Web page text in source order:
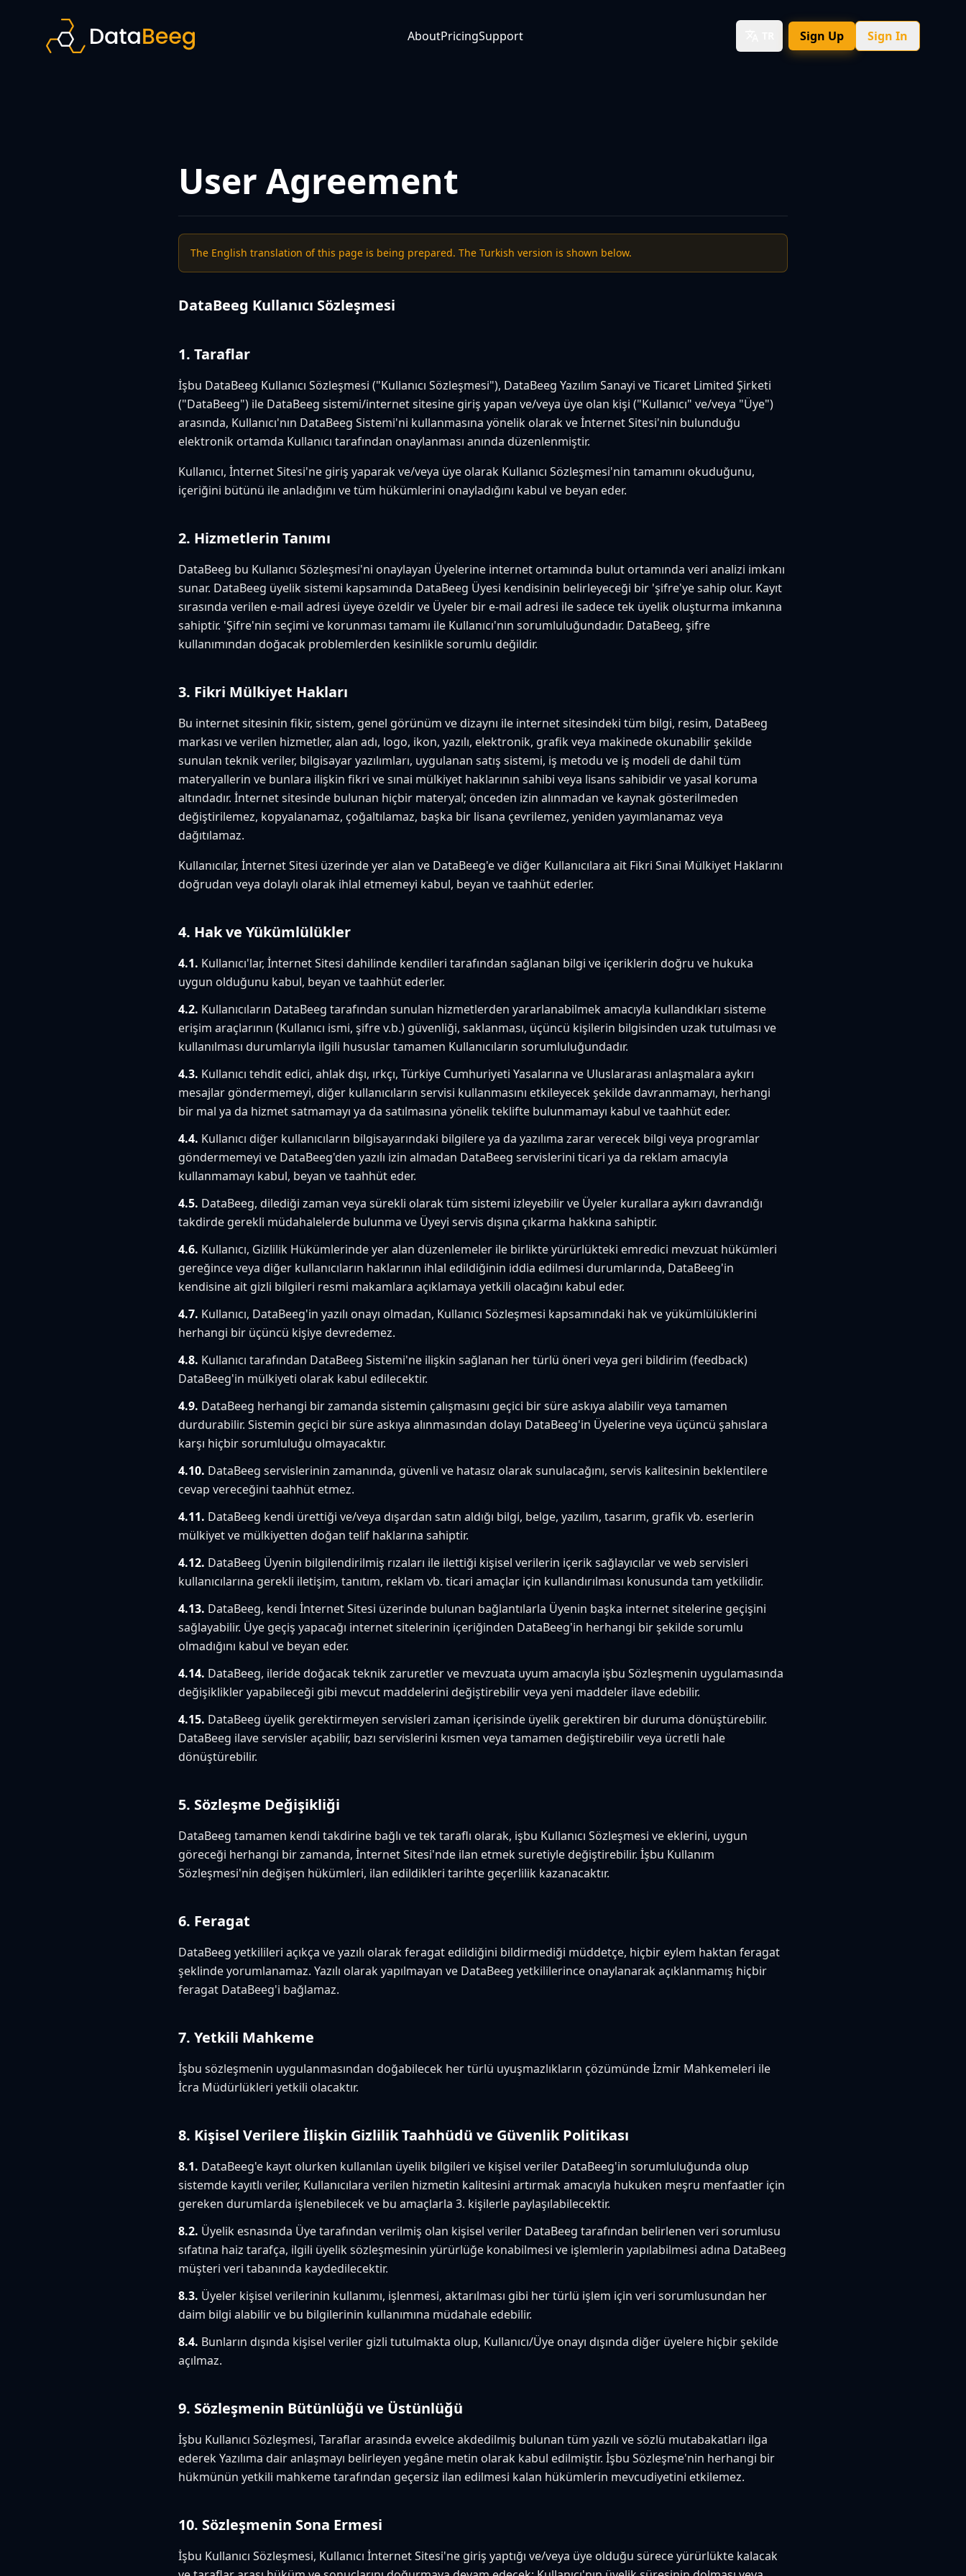
AboutPricingSupport Sign Up Sign In
User Agreement
The English translation of this page is being prepared. The Turkish version is shown below.
DataBeeg Kullanıcı Sözleşmesi
1. Taraflar
İşbu DataBeeg Kullanıcı Sözleşmesi ("Kullanıcı Sözleşmesi"), DataBeeg Yazılım Sanayi ve Ticaret Limited Şirketi
("DataBeeg") ile DataBeeg sistemi/internet sitesine giriş yapan ve/veya üye olan kişi ("Kullanıcı" ve/veya "Üye")
arasında, Kullanıcı'nın DataBeeg Sistemi'ni kullanmasına yönelik olarak ve İnternet Sitesi'nin bulunduğu
elektronik ortamda Kullanıcı tarafından onaylanması anında düzenlenmiştir.
Kullanıcı, İnternet Sitesi'ne giriş yaparak ve/veya üye olarak Kullanıcı Sözleşmesi'nin tamamını okuduğunu,
içeriğini bütünü ile anladığını ve tüm hükümlerini onayladığını kabul ve beyan eder.
2. Hizmetlerin Tanımı
DataBeeg bu Kullanıcı Sözleşmesi'ni onaylayan Üyelerine internet ortamında bulut ortamında veri analizi imkanı
sunar. DataBeeg üyelik sistemi kapsamında DataBeeg Üyesi kendisinin belirleyeceği bir 'şifre'ye sahip olur. Kayıt
sırasında verilen e-mail adresi üyeye özeldir ve Üyeler bir e-mail adresi ile sadece tek üyelik oluşturma imkanına
sahiptir. 'Şifre'nin seçimi ve korunması tamamı ile Kullanıcı'nın sorumluluğundadır. DataBeeg, şifre
kullanımından doğacak problemlerden kesinlikle sorumlu değildir.
3. Fikri Mülkiyet Hakları
Bu internet sitesinin fikir, sistem, genel görünüm ve dizaynı ile internet sitesindeki tüm bilgi, resim, DataBeeg
markası ve verilen hizmetler, alan adı, logo, ikon, yazılı, elektronik, grafik veya makinede okunabilir şekilde
sunulan teknik veriler, bilgisayar yazılımları, uygulanan satış sistemi, iş metodu ve iş modeli de dahil tüm
materyallerin ve bunlara ilişkin fikri ve sınai mülkiyet haklarının sahibi veya lisans sahibidir ve yasal koruma
altındadır. İnternet sitesinde bulunan hiçbir materyal; önceden izin alınmadan ve kaynak gösterilmeden
değiştirilemez, kopyalanamaz, çoğaltılamaz, başka bir lisana çevrilemez, yeniden yayımlanamaz veya
dağıtılamaz.
Kullanıcılar, İnternet Sitesi üzerinde yer alan ve DataBeeg'e ve diğer Kullanıcılara ait Fikri Sınai Mülkiyet Haklarını
doğrudan veya dolaylı olarak ihlal etmemeyi kabul, beyan ve taahhüt ederler.
4. Hak ve Yükümlülükler
4.1. Kullanıcı'lar, İnternet Sitesi dahilinde kendileri tarafından sağlanan bilgi ve içeriklerin doğru ve hukuka
uygun olduğunu kabul, beyan ve taahhüt ederler.
4.2. Kullanıcıların DataBeeg tarafından sunulan hizmetlerden yararlanabilmek amacıyla kullandıkları sisteme
erişim araçlarının (Kullanıcı ismi, şifre v.b.) güvenliği, saklanması, üçüncü kişilerin bilgisinden uzak tutulması ve
kullanılması durumlarıyla ilgili hususlar tamamen Kullanıcıların sorumluluğundadır.
4.3. Kullanıcı tehdit edici, ahlak dışı, ırkçı, Türkiye Cumhuriyeti Yasalarına ve Uluslararası anlaşmalara aykırı
mesajlar göndermemeyi, diğer kullanıcıların servisi kullanmasını etkileyecek şekilde davranmamayı, herhangi
bir mal ya da hizmet satmamayı ya da satılmasına yönelik teklifte bulunmamayı kabul ve taahhüt eder.
4.4. Kullanıcı diğer kullanıcıların bilgisayarındaki bilgilere ya da yazılıma zarar verecek bilgi veya programlar
göndermemeyi ve DataBeeg'den yazılı izin almadan DataBeeg servislerini ticari ya da reklam amacıyla
kullanmamayı kabul, beyan ve taahhüt eder.
4.5. DataBeeg, dilediği zaman veya sürekli olarak tüm sistemi izleyebilir ve Üyeler kurallara aykırı davrandığı
takdirde gerekli müdahalelerde bulunma ve Üyeyi servis dışına çıkarma hakkına sahiptir.
4.6. Kullanıcı, Gizlilik Hükümlerinde yer alan düzenlemeler ile birlikte yürürlükteki emredici mevzuat hükümleri
gereğince veya diğer kullanıcıların haklarının ihlal edildiğinin iddia edilmesi durumlarında, DataBeeg'in
kendisine ait gizli bilgileri resmi makamlara açıklamaya yetkili olacağını kabul eder.
4.7. Kullanıcı, DataBeeg'in yazılı onayı olmadan, Kullanıcı Sözleşmesi kapsamındaki hak ve yükümlülüklerini
herhangi bir üçüncü kişiye devredemez.
4.8. Kullanıcı tarafından DataBeeg Sistemi'ne ilişkin sağlanan her türlü öneri veya geri bildirim (feedback)
DataBeeg'in mülkiyeti olarak kabul edilecektir.
4.9. DataBeeg herhangi bir zamanda sistemin çalışmasını geçici bir süre askıya alabilir veya tamamen
durdurabilir. Sistemin geçici bir süre askıya alınmasından dolayı DataBeeg'in Üyelerine veya üçüncü şahıslara
karşı hiçbir sorumluluğu olmayacaktır.
4.10. DataBeeg servislerinin zamanında, güvenli ve hatasız olarak sunulacağını, servis kalitesinin beklentilere
cevap vereceğini taahhüt etmez.
4.11. DataBeeg kendi ürettiği ve/veya dışardan satın aldığı bilgi, belge, yazılım, tasarım, grafik vb. eserlerin
mülkiyet ve mülkiyetten doğan telif haklarına sahiptir.
4.12. DataBeeg Üyenin bilgilendirilmiş rızaları ile ilettiği kişisel verilerin içerik sağlayıcılar ve web servisleri
kullanıcılarına gerekli iletişim, tanıtım, reklam vb. ticari amaçlar için kullandırılması konusunda tam yetkilidir.
4.13. DataBeeg, kendi İnternet Sitesi üzerinde bulunan bağlantılarla Üyenin başka internet sitelerine geçişini
sağlayabilir. Üye geçiş yapacağı internet sitelerinin içeriğinden DataBeeg'in herhangi bir şekilde sorumlu
olmadığını kabul ve beyan eder.
4.14. DataBeeg, ileride doğacak teknik zaruretler ve mevzuata uyum amacıyla işbu Sözleşmenin uygulamasında
değişiklikler yapabileceği gibi mevcut maddelerini değiştirebilir veya yeni maddeler ilave edebilir.
4.15. DataBeeg üyelik gerektirmeyen servisleri zaman içerisinde üyelik gerektiren bir duruma dönüştürebilir.
DataBeeg ilave servisler açabilir, bazı servislerini kısmen veya tamamen değiştirebilir veya ücretli hale
dönüştürebilir.
5. Sözleşme Değişikliği
DataBeeg tamamen kendi takdirine bağlı ve tek taraflı olarak, işbu Kullanıcı Sözleşmesi ve eklerini, uygun
göreceği herhangi bir zamanda, İnternet Sitesi'nde ilan etmek suretiyle değiştirebilir. İşbu Kullanım
Sözleşmesi'nin değişen hükümleri, ilan edildikleri tarihte geçerlilik kazanacaktır.
6. Feragat
DataBeeg yetkilileri açıkça ve yazılı olarak feragat edildiğini bildirmediği müddetçe, hiçbir eylem haktan feragat
şeklinde yorumlanamaz. Yazılı olarak yapılmayan ve DataBeeg yetkililerince onaylanarak açıklanmamış hiçbir
feragat DataBeeg'i bağlamaz.
7. Yetkili Mahkeme
İşbu sözleşmenin uygulanmasından doğabilecek her türlü uyuşmazlıkların çözümünde İzmir Mahkemeleri ile
İcra Müdürlükleri yetkili olacaktır.
8. Kişisel Verilere İlişkin Gizlilik Taahhüdü ve Güvenlik Politikası
8.1. DataBeeg'e kayıt olurken kullanılan üyelik bilgileri ve kişisel veriler DataBeeg'in sorumluluğunda olup
sistemde kayıtlı veriler, Kullanıcılara verilen hizmetin kalitesini artırmak amacıyla hukuken meşru menfaatler için
gereken durumlarda işlenebilecek ve bu amaçlarla 3. kişilerle paylaşılabilecektir.
8.2. Üyelik esnasında Üye tarafından verilmiş olan kişisel veriler DataBeeg tarafından belirlenen veri sorumlusu
sıfatına haiz tarafça, ilgili üyelik sözleşmesinin yürürlüğe konabilmesi ve işlemlerin yapılabilmesi adına DataBeeg
müşteri veri tabanında kaydedilecektir.
8.3. Üyeler kişisel verilerinin kullanımı, işlenmesi, aktarılması gibi her türlü işlem için veri sorumlusundan her
daim bilgi alabilir ve bu bilgilerinin kullanımına müdahale edebilir.
8.4. Bunların dışında kişisel veriler gizli tutulmakta olup, Kullanıcı/Üye onayı dışında diğer üyelere hiçbir şekilde
açılmaz.
9. Sözleşmenin Bütünlüğü ve Üstünlüğü
İşbu Kullanıcı Sözleşmesi, Taraflar arasında evvelce akdedilmiş bulunan tüm yazılı ve sözlü mutabakatları ilga
ederek Yazılıma dair anlaşmayı belirleyen yegâne metin olarak kabul edilmiştir. İşbu Sözleşme'nin herhangi bir
hükmünün yetkili mahkeme tarafından geçersiz ilan edilmesi kalan hükümlerin mevcudiyetini etkilemez.
10. Sözleşmenin Sona Ermesi
İşbu Kullanıcı Sözleşmesi, Kullanıcı İnternet Sitesi'ne giriş yaptığı ve/veya üye olduğu sürece yürürlükte kalacak